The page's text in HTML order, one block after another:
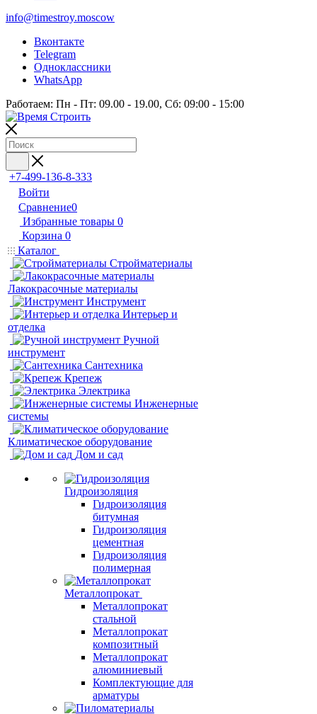
info@timestroy.moscow
Вконтакте
Telegram
Одноклассники
WhatsApp
Работаем: Пн - Пт: 09.00 - 19.00, Сб: 09:00 - 15:00
+7-499-136-8-333
Войти
Сравнение0
Избранные товары 0
Корзина 0
Каталог
Стройматериалы
Лакокрасочные материалы
Инструмент
Интерьер и
отделка
Ручной
инструмент
Сантехника
Крепеж
Электрика
Инженерные
системы
Климатическое оборудование
Дом и сад
Гидроизоляция
Гидроизоляция
битумная
Гидроизоляция
цементная
Гидроизоляция
полимерная
Металлопрокат
Металлопрокат
стальной
Металлопрокат
композитный
Металлопрокат
алюминиевый
Комплектующие для
арматуры